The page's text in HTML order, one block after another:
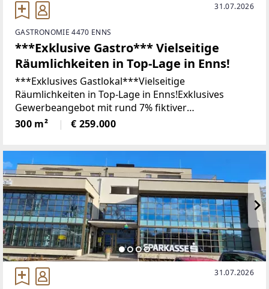
31.07.2026
GASTRONOMIE 4470 ENNS
***Exklusive Gastro*** Vielseitige
Räumlichkeiten in Top-Lage in Enns!
***Exklusives Gastlokal***Vielseitige
Räumlichkeiten in Top-Lage in Enns!Exklusives
Gewerbeangebot mit rund 7% fiktiver
Nettomietrendite: Tauchen Sie ein in die exklusive
Gelegenheit, Räumlichkeiten in erstklassiger Lage in
300 m² € 259.000
31.07.2026